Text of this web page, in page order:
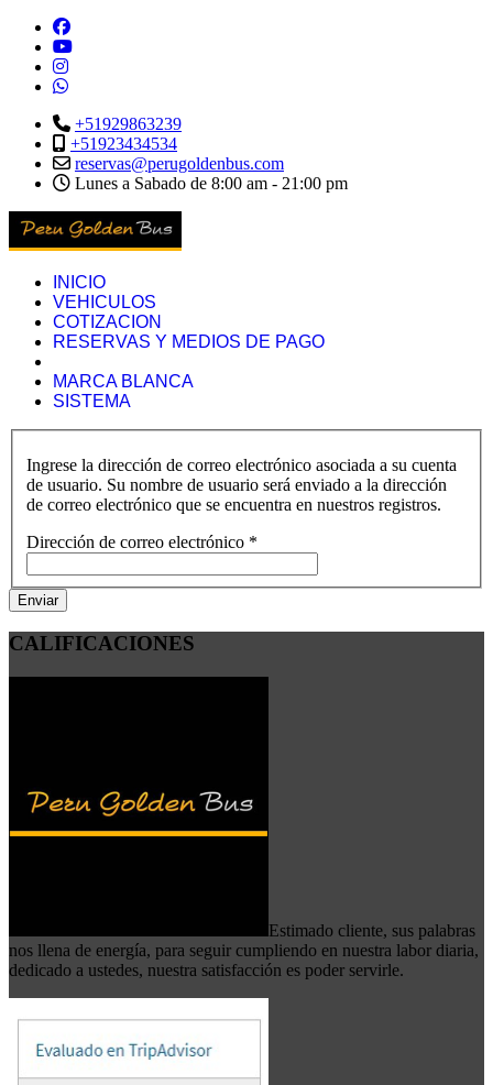
+51929863239
+51923434534
reservas@perugoldenbus.com
Lunes a Sabado de 8:00 am - 21:00 pm
INICIO
VEHICULOS
COTIZACION
RESERVAS Y MEDIOS DE PAGO
MARCA BLANCA
SISTEMA
Ingrese la dirección de correo electrónico asociada a su cuenta
de usuario. Su nombre de usuario será enviado a la dirección
de correo electrónico que se encuentra en nuestros registros.
Dirección de correo electrónico *
Enviar
CALIFICACIONES
Estimado cliente, sus palabras
nos llena de energía, para seguir cumpliendo en nuestra labor diaria,
dedicado a ustedes, nuestra satisfacción es poder servirle.